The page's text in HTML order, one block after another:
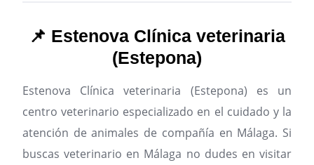
📌 Estenova Clínica veterinaria
(Estepona)
Estenova Clínica veterinaria (Estepona) es un
centro veterinario especializado en el cuidado y la
atención de animales de compañía en Málaga. Si
buscas veterinario en Málaga no dudes en visitar